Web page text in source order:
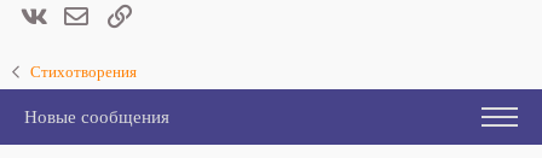
ВконтактеЭлектронная почта
Ссылка
Стихотворения
Новые сообщения